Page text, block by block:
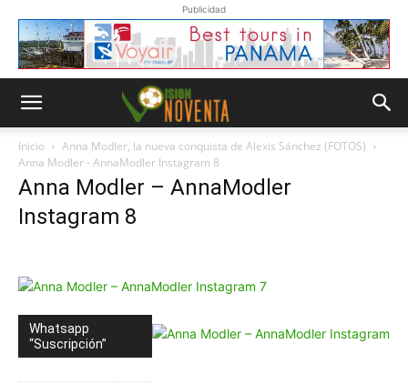
Publicidad
Inicio
Anna Modler, la nueva conquista de Alexis Sánchez (FOTOS)
Anna Modler - AnnaModler Instagram 8
Anna Modler – AnnaModler
Instagram 8
Whatsapp
“Suscripción”